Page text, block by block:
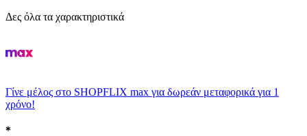
Δες όλα τα χαρακτηριστικά
Γίνε μέλος στο SHOPFLIX max για δωρεάν μεταφορικά για 1
χρόνο!